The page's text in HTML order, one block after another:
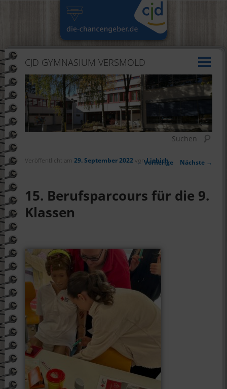
CJD GYMNASIUM VERSMOLD
Artikelnavigation
←Vorherige Nächste →
15. Berufsparcours für die 9.
Klassen
Veröffentlicht am 29. September 2022vonLiebich